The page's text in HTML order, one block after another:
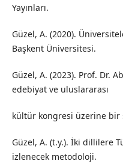
Yayınları.
Güzel, A. (2020).
Başkent Üniversitesi.
Güzel, A. (2023). Prof. Dr.
edebiyat ve uluslararası
kültür kongresi üzerine bir
Güzel, A. (t.y.). İki dillilere
izlenecek metodoloji.